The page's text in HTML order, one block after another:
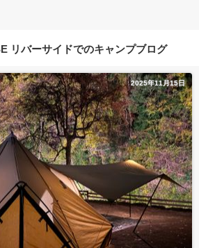
リバーサイドでのキャンプブログ
2025年11月15日